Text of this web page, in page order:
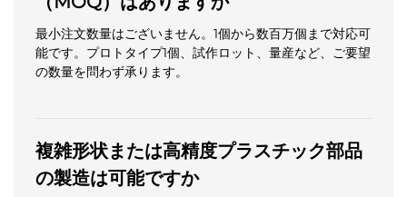
最小注文数量はございません。1個から数百万個まで対応可
能です。プロトタイプ1個、試作ロット、量産など、ご要望
の数量を問わず承ります。
複雑形状または高精度プラスチック部品
の製造は可能ですか